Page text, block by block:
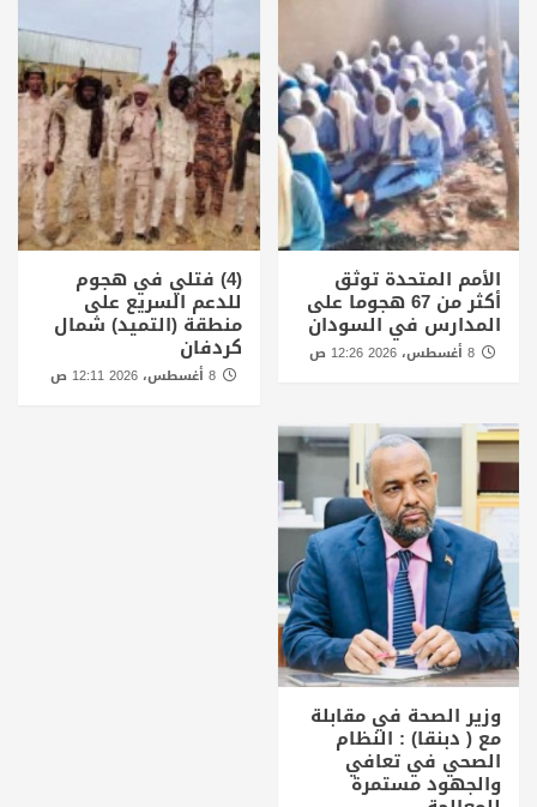
الأمم المتحدة توثق
أكثر من 67 هجوما على
المدارس في السودان
(4) فتلي في هجوم
للدعم السريع على
منطقة (التميد) شمال
كردفان
8 أغسطس، 2026 12:11 ص
وزير الصحة في مقابلة
مع ( دبنقا) : النظام
الصحي في تعافي
والجهود مستمرة